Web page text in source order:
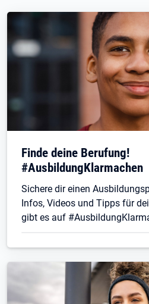
Finde deine Berufung!
#AusbildungKlarmachen
Sichere dir einen
Infos, Videos und Tipps für
gibt es auf